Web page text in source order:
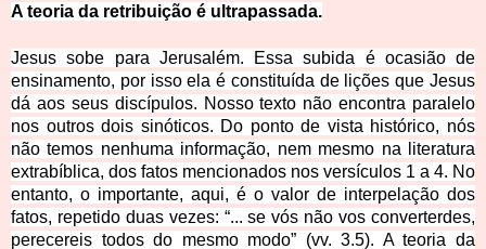
A teoria da retribuição é ultrapassada.
Jesus sobe para Jerusalém. Essa subida é ocasião de
ensinamento, por isso ela é constituída de lições que Jesus
dá aos seus discípulos. Nosso texto não encontra paralelo
nos outros dois sinóticos. Do ponto de vista histórico, nós
não temos nenhuma informação, nem mesmo na literatura
extrabíblica, dos fatos mencionados nos versículos 1 a 4. No
entanto, o importante, aqui, é o valor de interpelação dos
fatos, repetido duas vezes: “... se vós não vos converterdes,
perecereis todos do mesmo modo” (vv. 3.5). A teoria da